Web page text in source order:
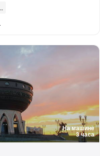
На машине
3 часа